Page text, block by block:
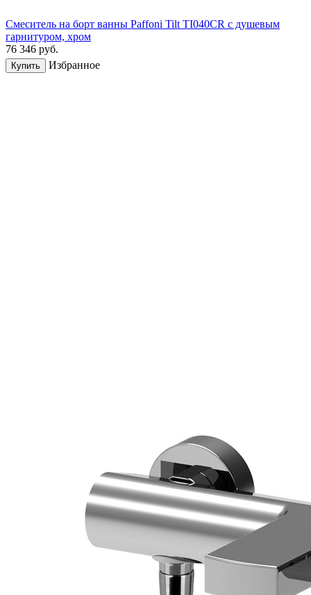
Смеситель на борт ванны Paffoni Tilt TI040CR с душевым
гарнитуром, хром
76 346 руб.
Купить Избранное